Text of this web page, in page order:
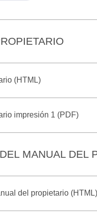
(HTML)
impresión 1 (PDF)
MANUAL DEL
del propietario (HTML)